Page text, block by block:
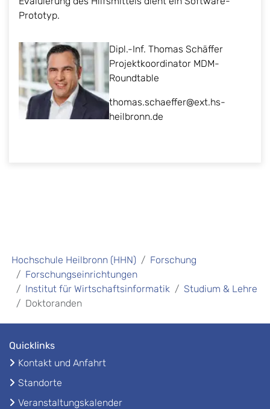
Prototyp.
Dipl.-Inf. Thomas Schäffer
Projektkoordinator MDM-
Roundtable
thomas.schaeffer@ext.hs-
heilbronn.de
Hochschule Heilbronn (HHN)
Forschung
Forschungseinrichtungen
Institut für Wirtschaftsinformatik
Studium & Lehre
Doktoranden
Quicklinks
Kontakt und Anfahrt
Standorte
Veranstaltungskalender